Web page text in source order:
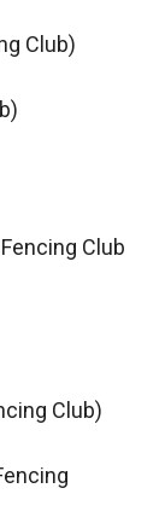
Club)
Club
Club)